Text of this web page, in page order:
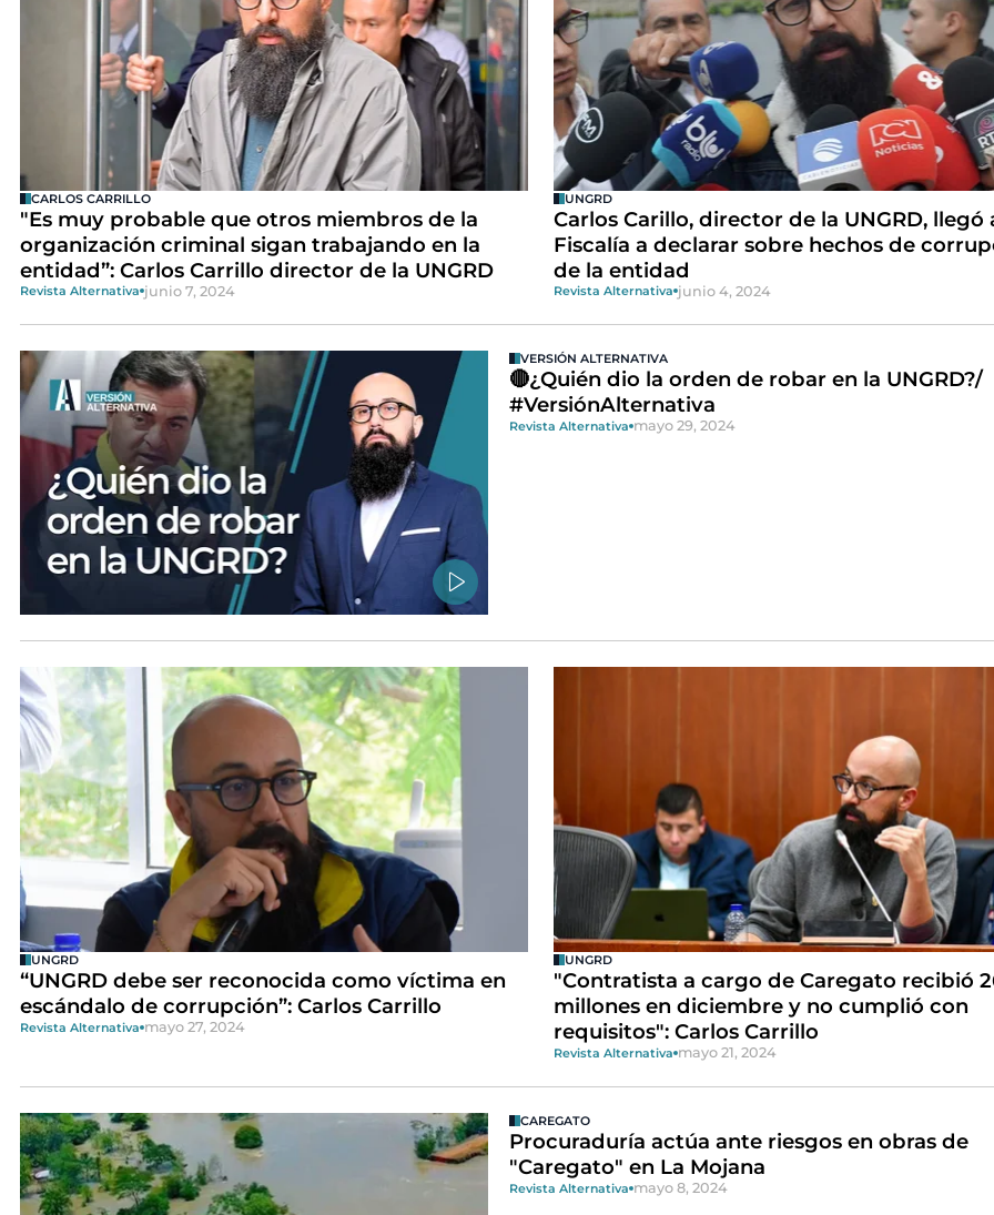
CARLOS CARRILLO
"Es muy probable que otros miembros de la
organización criminal sigan trabajando en la
entidad”: Carlos Carrillo director de la UNGRD
Revista Alternativa junio 7, 2024
UNGRD
Carlos Carillo, director de la UNGRD, llegó
Fiscalía a declarar sobre hechos de
de la entidad
Revista Alternativa junio 4, 2024
VERSIÓN ALTERNATIVA
🔴¿Quién dio la orden de robar en la UNGRD?/
#VersiónAlternativa
Revista Alternativa mayo 29, 2024
UNGRD
“UNGRD debe ser reconocida como víctima en
escándalo de corrupción”: Carlos Carrillo
Revista Alternativa mayo 27, 2024
UNGRD
"Contratista a cargo de Caregato recibió
millones en diciembre y no cumplió con
requisitos": Carlos Carrillo
Revista Alternativa mayo 21, 2024
CAREGATO
Procuraduría actúa ante riesgos en obras de
"Caregato" en La Mojana
Revista Alternativa mayo 8, 2024